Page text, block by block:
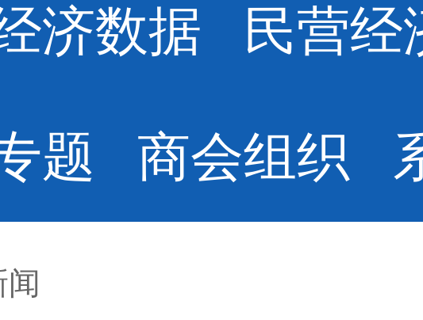
济数据 民营经
题 商会组织
闻